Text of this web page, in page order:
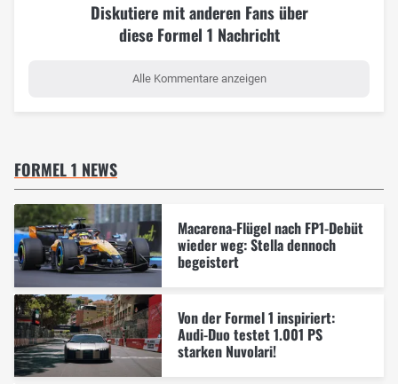
Diskutiere mit anderen Fans über
diese Formel 1 Nachricht
Alle Kommentare anzeigen
FORMEL 1 NEWS
Macarena-Flügel nach FP1-Debüt
wieder weg: Stella dennoch
begeistert
Von der Formel 1 inspiriert:
Audi-Duo testet 1.001 PS
starken Nuvolari!